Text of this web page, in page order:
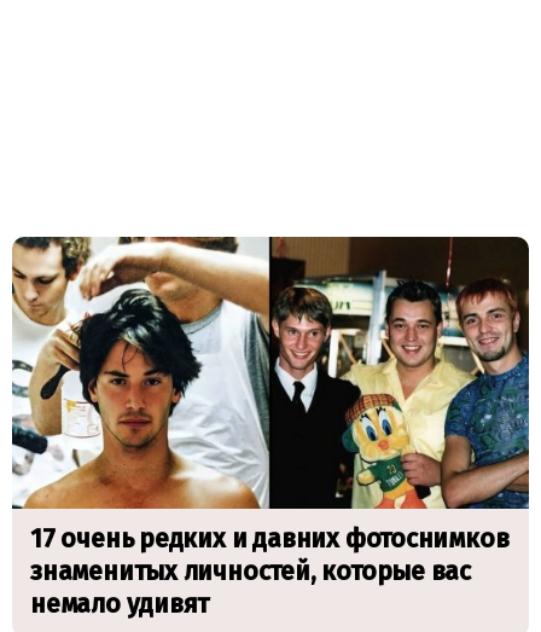
17 очень редких и давних фотоснимков
знаменитых личностей, которые вас
немало удивят